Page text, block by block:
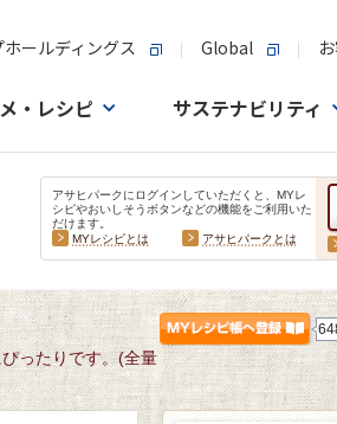
ールディングス Global
・レシピ サステナビリティ
アサヒパークにログインしていただくと、MYレ
シピやおいしそうボタンなどの機能をご利用いた
だけます。
MYレシピとは
アサヒパークとは
ったりです。(全量